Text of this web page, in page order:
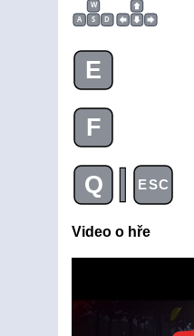
W
A
S D
E
F
Q | ESC
Video o hře